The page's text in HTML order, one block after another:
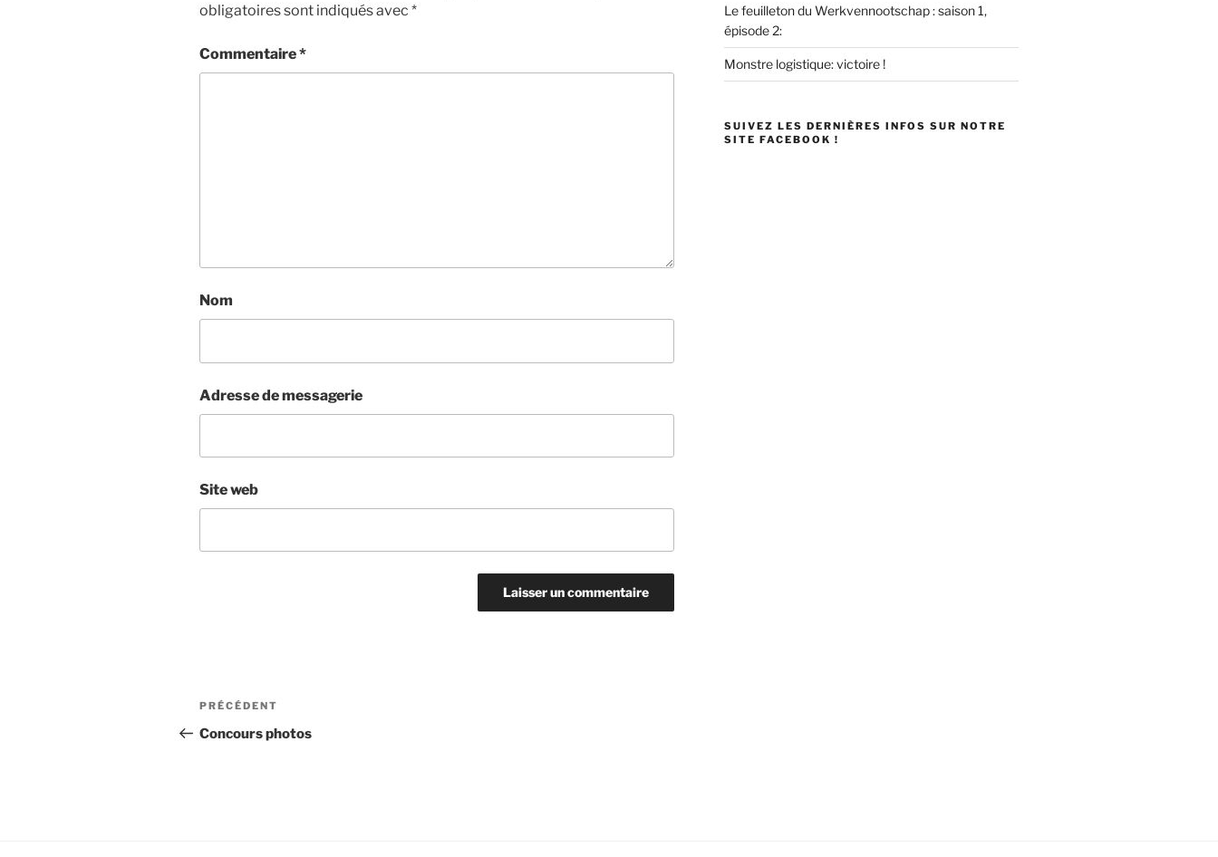
obligatoires sont indiqués avec *
Commentaire*
Nom
Adresse de messagerie
Site web
Navigation
de
Article
précédent
PRÉCÉDENT
Concours photos
Le feuilleton du Werkvennootschap : saison 1,
épisode 2:
Monstre logistique: victoire !
SUIVEZ LES DERNIÈRES INFOS SUR NOTRE
SITE FACEBOOK !